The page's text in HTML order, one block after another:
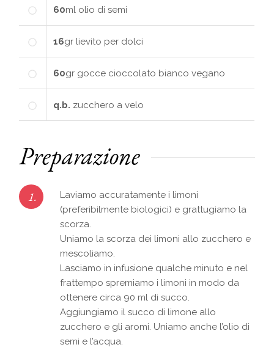
60ml olio di semi
16gr lievito per dolci
60gr gocce cioccolato bianco vegano
q.b. zucchero a velo
Preparazione
1.
Laviamo accuratamente i limoni
(preferibilmente biologici) e grattugiamo la
scorza.
Uniamo la scorza dei limoni allo zucchero e
mescoliamo.
Lasciamo in infusione qualche minuto e nel
frattempo spremiamo i limoni in modo da
ottenere circa 90 ml di succo.
Aggiungiamo il succo di limone allo
zucchero e gli aromi. Uniamo anche l’olio di
semi e l’acqua.